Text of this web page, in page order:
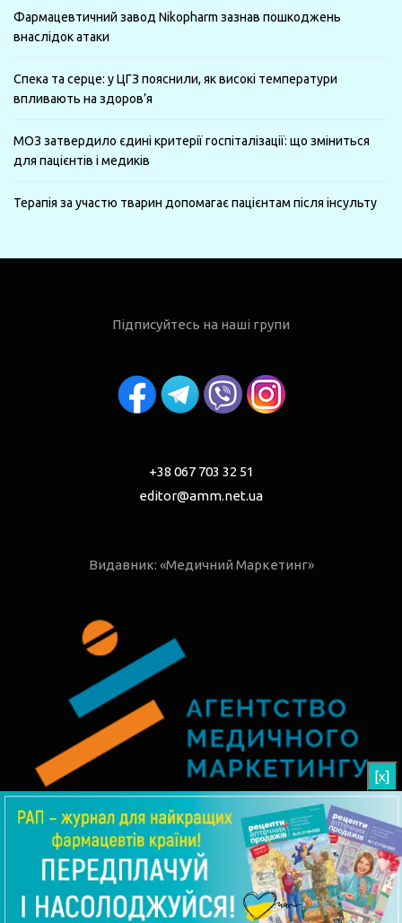
Фармацевтичний завод Nikopharm зазнав пошкоджень
внаслідок атаки
Спека та серце: у ЦГЗ пояснили, як високі температури
впливають на здоров’я
МОЗ затвердило єдині критерії госпіталізації: що зміниться
для пацієнтів і медиків
Терапія за участю тварин допомагає пацієнтам після інсульту
Підписуйтесь на наші групи
+38 067 703 32 51
editor@amm.net.ua
Видавник: «Медичний Маркетинг»
© 2026 РАП - Рецепти Аптечних Продажів
Угода користувача Редакція АВТОРИ
[x]